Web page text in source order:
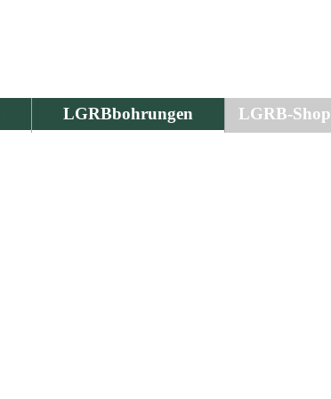
LGRBbohrungen LGRB-Shop